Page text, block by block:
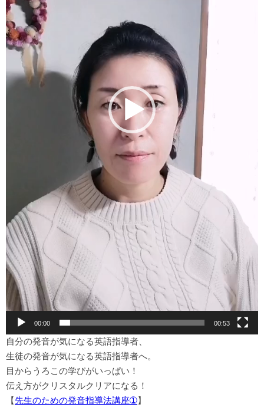
00:00 00:53
自分の発音が気になる英語指導者、
生徒の発音が気になる英語指導者へ。
目からうろこの学びがいっぱい！
伝え方がクリスタルクリアになる！
【先生のための発音指導法講座➀】